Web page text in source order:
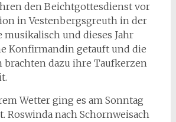
den Beichtgottesdienst vor
in Vestenbergsgreuth in der
und dieses Jahr
Konfirmandin getauft und die
dazu ihre Taufkerzen
Wetter ging es am Sonntag
Roswinda nach Schornweisach